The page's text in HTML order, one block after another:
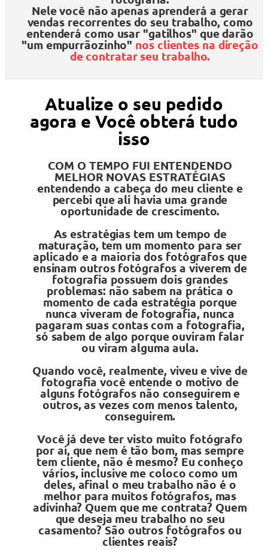
Nele você não apenas aprenderá a gerar
vendas recorrentes do seu trabalho, como
entenderá como usar "gatilhos" que darão
"um empurrãozinho" nos clientes na direção
de contratar seu trabalho.
Atualize o seu pedido
agora e Você obterá tudo
isso
COM O TEMPO FUI ENTENDENDO
MELHOR NOVAS ESTRATÉGIAS
entendendo a cabeça do meu cliente e
percebi que ali havia uma grande
oportunidade de crescimento.
As estratégias tem um tempo de
maturação, tem um momento para ser
aplicado e a maioria dos fotógrafos que
ensinam outros fotógrafos a viverem de
fotografia possuem dois grandes
problemas: não sabem na prática o
momento de cada estratégia porque
nunca viveram de fotografia, nunca
pagaram suas contas com a fotografia,
só sabem de algo porque ouviram falar
ou viram alguma aula.
Quando você, realmente, viveu e vive de
fotografia você entende o motivo de
alguns fotógrafos não conseguirem e
outros, as vezes com menos talento,
conseguirem.
Você já deve ter visto muito fotógrafo
por ai, que nem é tão bom, mas sempre
tem cliente, não é mesmo? Eu conheço
vários, inclusive me coloco como um
deles, afinal o meu trabalho não é o
melhor para muitos fotógrafos, mas
adivinha? Quem que me contrata? Quem
que deseja meu trabalho no seu
casamento? São outros fotógrafos ou
clientes reais?